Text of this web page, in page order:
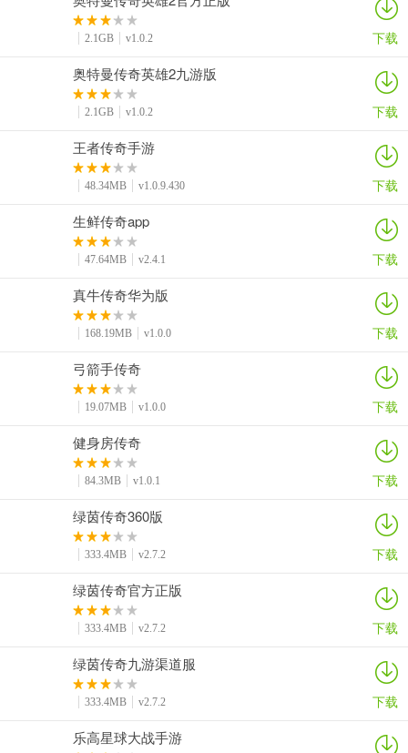
2.1GB v1.0.2 下载
奥特曼传奇英雄2九游版
2.1GB v1.0.2 下载
王者传奇手游
48.34MB v1.0.9.430 下载
生鲜传奇app
47.64MB v2.4.1 下载
真牛传奇华为版
168.19MB v1.0.0 下载
弓箭手传奇
19.07MB v1.0.0 下载
健身房传奇
84.3MB v1.0.1 下载
绿茵传奇360版
333.4MB v2.7.2 下载
绿茵传奇官方正版
333.4MB v2.7.2 下载
绿茵传奇九游渠道服
333.4MB v2.7.2 下载
乐高星球大战手游